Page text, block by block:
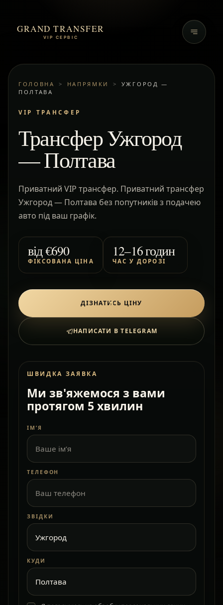
GRAND TRANSFER
VIP СЕРВІС
ГОЛОВНА > НАПРЯМКИ >
УЖГОРОД —
ПОЛТАВА
VIP ТРАНСФЕР
Трансфер Ужгород
— Полтава
Приватний VIP трансфер. Приватний трансфер
Ужгород — Полтава без попутників з подачею
авто під ваш графік.
від€690
ФІКСОВАНА ЦІНА
12–16 годин
ЧАС У ДОРОЗІ
ДІЗНАТИСЬ ЦІНУ
НАПИСАТИ В TELEGRAM
ШВИДКА ЗАЯВКА
Ми зв'яжемося з вами
протягом 5 хвилин
ІМ’Я
ТЕЛЕФОН
ЗВІДКИ
КУДИ